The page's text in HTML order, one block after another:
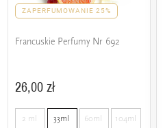
ZAPERFUMOWANIE 25%
Francuskie Perfumy Nr 692
26,00 zł
2 ml 33ml 60ml 104ml